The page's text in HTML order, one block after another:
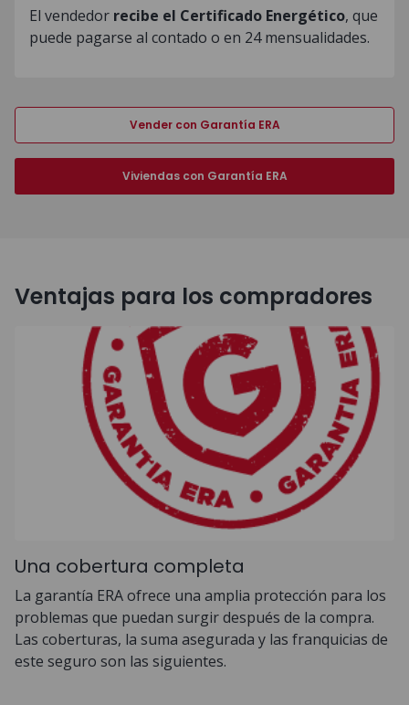
El vendedor recibe el Certificado Energético, que
puede pagarse al contado o en 24 mensualidades.
Vender con Garantía ERA
Viviendas con Garantía ERA
Ventajas para los compradores
Una cobertura completa
La garantía ERA ofrece una amplia protección para los
problemas que puedan surgir después de la compra.
Las coberturas, la suma asegurada y las franquicias de
este seguro son las siguientes.